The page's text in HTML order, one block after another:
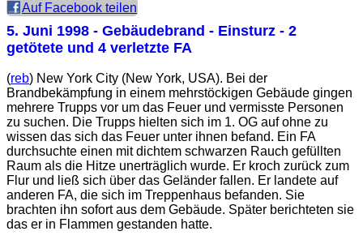
Auf Facebook teilen
5. Juni 1998 - Gebäudebrand - Einsturz - 2
getötete und 4 verletzte FA
(reb) New York City (New York, USA). Bei der
Brandbekämpfung in einem mehrstöckigen Gebäude gingen
mehrere Trupps vor um das Feuer und vermisste Personen
zu suchen. Die Trupps hielten sich im 1. OG auf ohne zu
wissen das sich das Feuer unter ihnen befand. Ein FA
durchsuchte einen mit dichtem schwarzen Rauch gefüllten
Raum als die Hitze unerträglich wurde. Er kroch zurück zum
Flur und ließ sich über das Geländer fallen. Er landete auf
anderen FA, die sich im Treppenhaus befanden. Sie
brachten ihn sofort aus dem Gebäude. Später berichteten sie
das er in Flammen gestanden hatte.